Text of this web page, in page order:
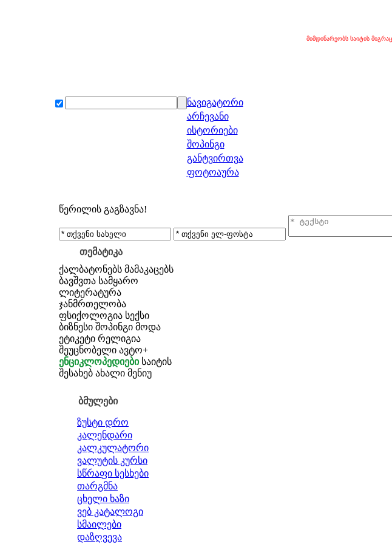
მიმდინარეობს საიტის
ნავიგატორი
არჩევანი
ისტორიები
შოპინგი
განტვირთვა
ფოტოაურა
წერილის გაგზავნა!
თემატიკა
ქალბატონებს მამაკაცებს
ბავშვთა სამყარო
ლიტერატურა
ჯანმრთელობა
ფსიქოლოგია სექსი
ბიზნესი შოპინგი მოდა
ეტიკეტი რელიგია
შეუცნობელი ავტო+
ენციკლოპედიები საიტის
შესახებ ახალი მენიუ
ბმულები
ზუსტი დრო
კალენდარი
კალკულატორი
ვალუტის კურსი
სწრაფი სესხები
თარგმნა
ცხელი ხაზი
ვებ კატალოგი
სმაილები
დაზღვევა